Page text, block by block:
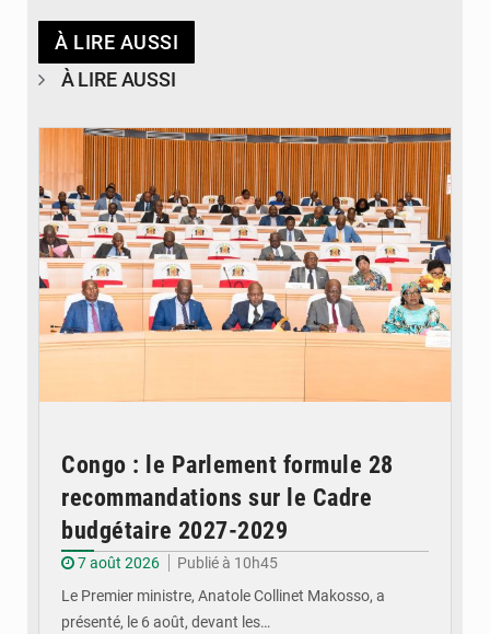
À LIRE AUSSI
À LIRE AUSSI
Congo : le Parlement formule 28
recommandations sur le Cadre
budgétaire 2027-2029
7 août 2026
Publié à 10h45
Le Premier ministre, Anatole Collinet Makosso, a
présenté, le 6 août, devant les…